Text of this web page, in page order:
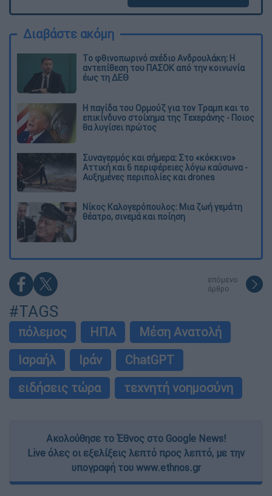
Διαβάστε ακόμη
Το φθινοπωρινό σχέδιο Ανδρουλάκη: Η
αντεπίθεση του ΠΑΣΟΚ από την κοινωνία
έως τη ΔΕΘ
Η παγίδα του Ορμούζ για τον Τραμπ και το
επικίνδυνο στοίχημα της Τεχεράνης - Ποιος
θα λυγίσει πρώτος
Συναγερμός και σήμερα: Στο «κόκκινο»
Αττική και 6 περιφέρειες λόγω καύσωνα -
Αυξημένες περιπολίες και drones
Νίκος Καλογερόπουλος: Μια ζωή γεμάτη
θέατρο, σινεμά και ποίηση
επόμενο
άρθρο
#TAGS
πόλεμος ΗΠΑ
Μέση Ανατολή
Ισραήλ
Ιράν
ChatGPT
ειδήσεις τώρα
τεχνητή νοημοσύνη
Ακολούθησε το Έθνος στο Google News!
Live όλες οι εξελίξεις λεπτό προς λεπτό, με την
υπογραφή του www.ethnos.gr